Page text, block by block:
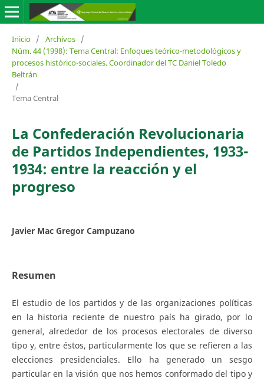
Inicio / Archivos /
Núm. 44 (1998): Tema Central: Enfoques teórico-metodológicos y
procesos histórico-sociales. Coordinador del TC Daniel Toledo
Beltrán
/
Tema Central
La Confederación Revolucionaria
de Partidos Independientes, 1933-
1934: entre la reacción y el
progreso
Javier Mac Gregor Campuzano
Resumen
El estudio de los partidos y de las organizaciones políticas
en la historia reciente de nuestro país ha girado, por lo
general, alrededor de los procesos electorales de diverso
tipo y, entre éstos, particularmente los que se refieren a las
elecciones presidenciales. Ello ha generado un sesgo
particular en la visión que nos hemos conformado del tipo y